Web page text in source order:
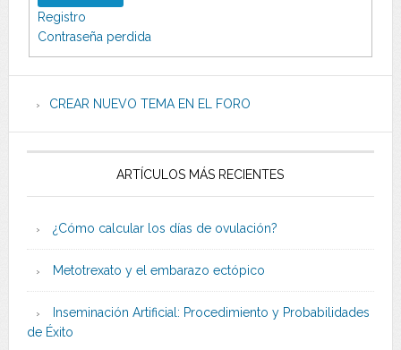
Registro
Contraseña perdida
CREAR NUEVO TEMA EN EL FORO
ARTÍCULOS MÁS RECIENTES
¿Cómo calcular los días de ovulación?
Metotrexato y el embarazo ectópico
Inseminación Artificial: Procedimiento y Probabilidades
de Éxito